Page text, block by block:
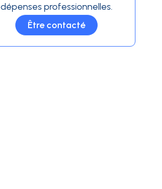
dépenses professionnelles.
Être contacté